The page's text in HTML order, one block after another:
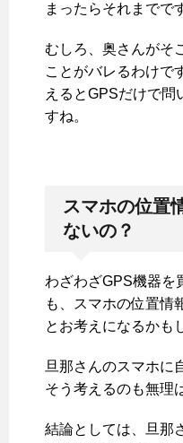
まったらそれまでで
むしろ、奥さんがそ
ことがバレるわけで
えるとGPSだけで問
すね。
スマホの位置
ないの？
わざわざGPS機器を
も、スマホの位置情
とお考えになるかも
旦那さんのスマホに
そう考えるのも無理
結論としては、旦那